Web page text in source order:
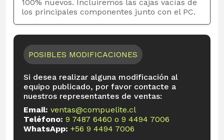
100% nuevos. Incluiremos las cajas vacías de
los principales componentes junto con el PC.
POSIBLES MODIFICACIONES
Si desea realizar alguna modificación al
equipo publicado, por favor contacte a
nuestros representantes de ventas:
Email: ventas@compuelite.cl
Teléfono: 9 7487 6460 o 9 4494 7006
WhatsApp: +56 9 4494 7006